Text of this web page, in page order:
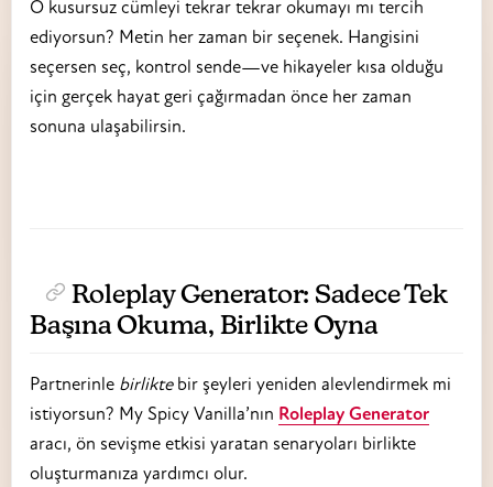
O kusursuz cümleyi tekrar tekrar okumayı mı tercih
ediyorsun? Metin her zaman bir seçenek. Hangisini
seçersen seç, kontrol sende—ve hikayeler kısa olduğu
için gerçek hayat geri çağırmadan önce her zaman
sonuna ulaşabilirsin.
Roleplay Generator: Sadece Tek
Başına Okuma, Birlikte Oyna
Partnerinle birliktebir şeyleri yeniden alevlendirmek mi
istiyorsun? My Spicy Vanilla’nın Roleplay Generator
aracı, ön sevişme etkisi yaratan senaryoları birlikte
oluşturmanıza yardımcı olur.